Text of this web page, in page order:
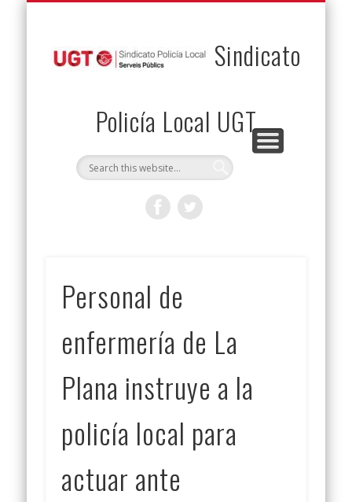
Sindicato
Policía Local UGT
Personal de
enfermería de La
Plana instruye a la
policía local para
actuar ante